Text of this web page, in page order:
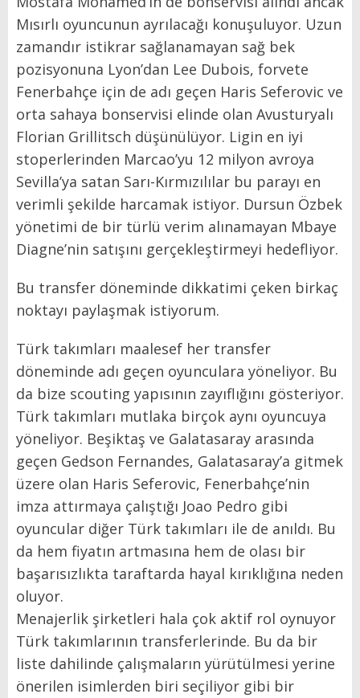
Mısırlı oyuncunun ayrılacağı konuşuluyor. Uzun
zamandır istikrar sağlanamayan sağ bek
pozisyonuna Lyon’dan Lee Dubois, forvete
Fenerbahçe için de adı geçen Haris Seferovic ve
orta sahaya bonservisi elinde olan Avusturyalı
Florian Grillitsch düşünülüyor. Ligin en iyi
stoperlerinden Marcao’yu 12 milyon avroya
Sevilla’ya satan Sarı-Kırmızılılar bu parayı en
verimli şekilde harcamak istiyor. Dursun Özbek
yönetimi de bir türlü verim alınamayan Mbaye
Diagne’nin satışını gerçekleştirmeyi hedefliyor.
Bu transfer döneminde dikkatimi çeken birkaç
noktayı paylaşmak istiyorum.
Türk takımları maalesef her transfer
döneminde adı geçen oyunculara yöneliyor. Bu
da bize scouting yapısının zayıflığını gösteriyor.
Türk takımları mutlaka birçok aynı oyuncuya
yöneliyor. Beşiktaş ve Galatasaray arasında
geçen Gedson Fernandes, Galatasaray’a gitmek
üzere olan Haris Seferovic, Fenerbahçe’nin
imza attırmaya çalıştığı Joao Pedro gibi
oyuncular diğer Türk takımları ile de anıldı. Bu
da hem fiyatın artmasına hem de olası bir
başarısızlıkta taraftarda hayal kırıklığına neden
oluyor.
Menajerlik şirketleri hala çok aktif rol oynuyor
Türk takımlarının transferlerinde. Bu da bir
liste dahilinde çalışmaların yürütülmesi yerine
önerilen isimlerden biri seçiliyor gibi bir